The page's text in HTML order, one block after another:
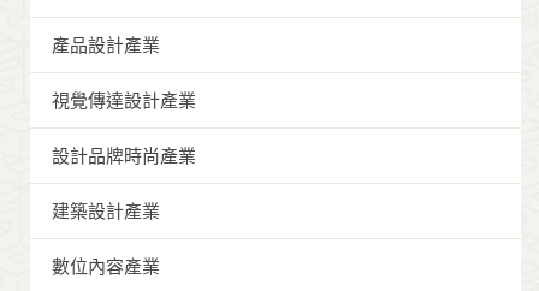
產品設計產業
視覺傳達設計產業
設計品牌時尚產業
建築設計產業
數位內容產業